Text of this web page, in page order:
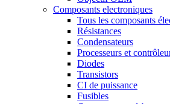
Composants electroniques
Tous les composants
Résistances
Condensateurs
Processeurs et
Diodes
Transistors
CI de puissance
Fusibles